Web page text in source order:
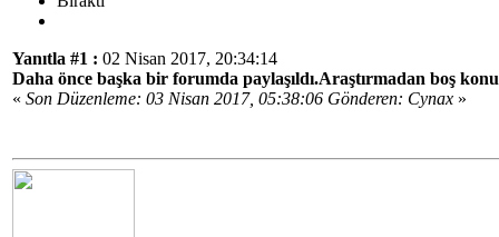
Yanıtla #1 : 02 Nisan 2017, 20:34:14
Daha önce başka bir forumda paylaşıldı.Araştırmadan boş
« Son Düzenleme: 03 Nisan 2017, 05:38:06 Gönderen: Cynax »